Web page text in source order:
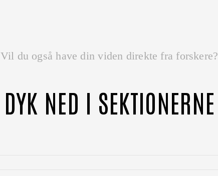
Vil du også have din viden direkte fra forskere?
DYK NED I SEKTIONERNE